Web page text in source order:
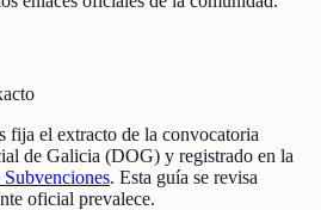
fija el extracto de la convocatoria
de Galicia (DOG) y registrado en la
. Esta guía se revisa
oficial prevalece.